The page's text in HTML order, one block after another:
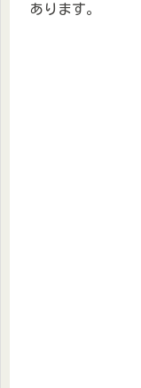
あります。